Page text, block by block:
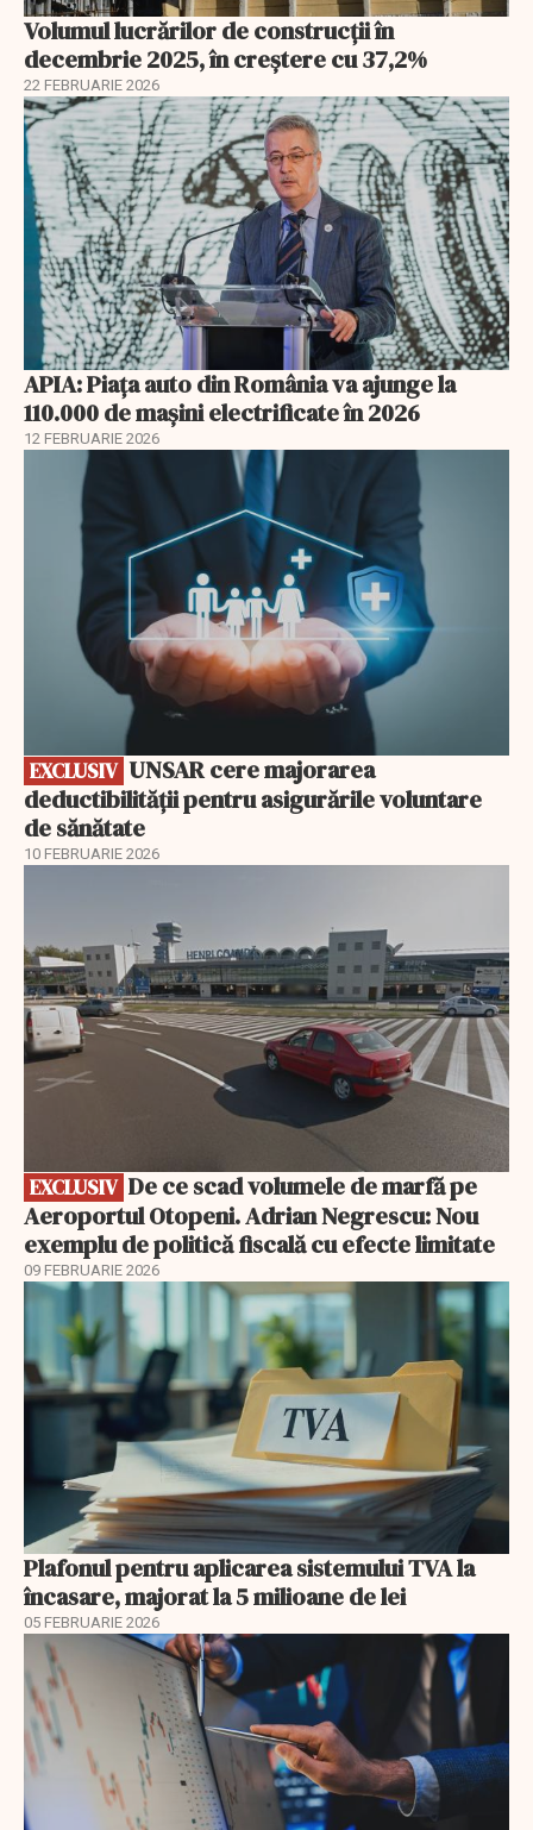
Volumul lucrărilor de construcții în
decembrie 2025, în creștere cu 37,2%
22 FEBRUARIE 2026
APIA: Piața auto din România va ajunge la
110.000 de mașini electrificate în 2026
12 FEBRUARIE 2026
EXCLUSIV
EXCLUSIV
deductibilității pentru asigurările voluntare
de sănătate
10 FEBRUARIE 2026
EXCLUSIV
Aeroportul Otopeni. Adrian Negrescu: Nou
exemplu de politică fiscală cu efecte limitate
09 FEBRUARIE 2026
Plafonul pentru aplicarea sistemului TVA la
încasare, majorat la 5 milioane de lei
05 FEBRUARIE 2026